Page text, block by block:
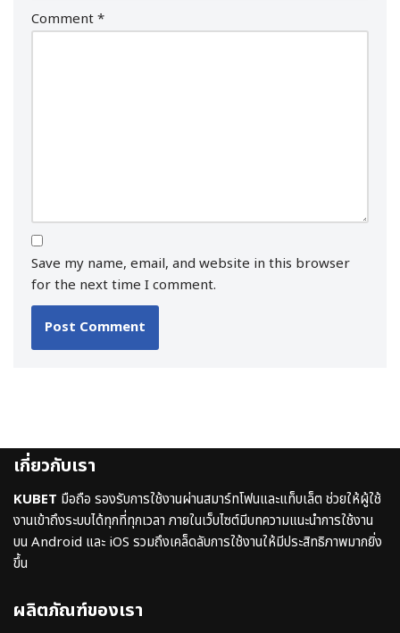
Comment*
Save my name, email, and website in this browser
for the next time I comment.
เกี่ยวกับเรา
KUBET มือถือ รองรับการใช้งานผ่านสมาร์ทโฟนและแท็บเล็ต ช่วยให้ผู้ใช้
งานเข้าถึงระบบได้ทุกที่ทุกเวลา ภายในเว็บไซต์มีบทความแนะนำการใช้งาน
บน Android และ iOS รวมถึงเคล็ดลับการใช้งานให้มีประสิทธิภาพมากยิ่ง
ขึ้น
ผลิตภัณฑ์ของเรา